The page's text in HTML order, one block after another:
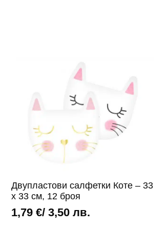
Двупластови салфетки Коте – 33
х 33 см, 12 броя
1,79€/ 3,50 лв.